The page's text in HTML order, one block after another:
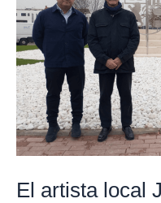
El artista local
Javier
Rego
reinterpreta
el
escudo
de
Torrejón
su